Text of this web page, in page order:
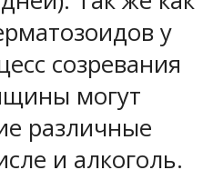
у
созревания
могут
различные
и алкоголь.